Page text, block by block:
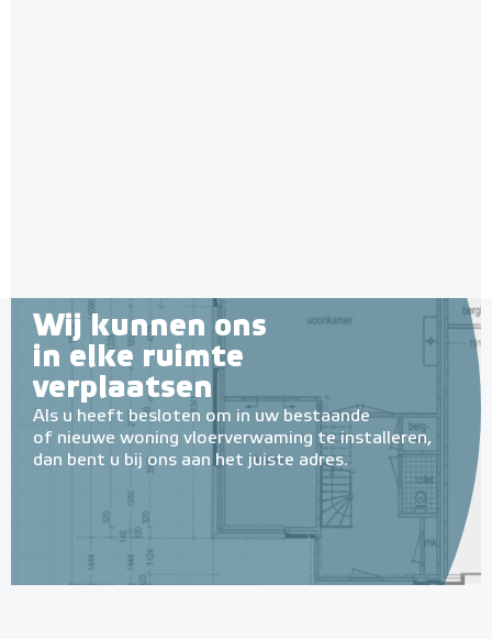
Wij kunnen ons
in elke ruimte
verplaatsen
Als u heeft besloten om in uw bestaande
of nieuwe woning vloerverwaming te installeren,
dan bent u bij ons aan het juiste adres.